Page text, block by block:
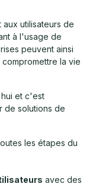
utilisateurs de
à l'usage de
peuvent ainsi
la vie
et c'est
de solutions de
les étapes du
avec des